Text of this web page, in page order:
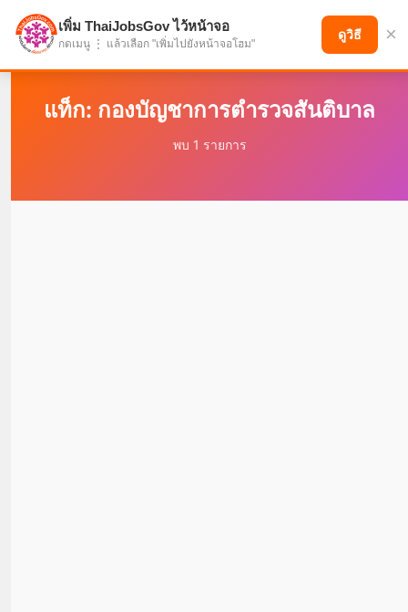
แบ่งปันโอกาส เพื่ออนาคตที่ก้าวหน้า
แท็ก: กองบัญชาการตํารวจสันติบาล
พบ 1 รายการ
เพิ่ม ThaiJobsGov ไว้หน้าจอ
กดเมนู ⋮ แล้วเลือก "เพิ่มไปยังหน้าจอโฮม"
ดูวิธี ×